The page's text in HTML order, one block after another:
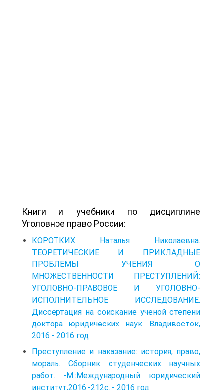
Книги и учебники по дисциплине
Уголовное право России:
КОРОТКИХ Наталья Николаевна.
ТЕОРЕТИЧЕСКИЕ И ПРИКЛАДНЫЕ
ПРОБЛЕМЫ УЧЕНИЯ О
МНОЖЕСТВЕННОСТИ ПРЕСТУПЛЕНИЙ:
УГОЛОВНО-ПРАВОВОЕ И УГОЛОВНО-
ИСПОЛНИТЕЛЬНОЕ ИССЛЕДОВАНИЕ.
Диссертация на соискание ученой степени
доктора юридических наук. Владивосток,
2016 - 2016 год
Преступление и наказание: история, право,
мораль. Сборник студенческих научных
работ. -М.:Международный юридический
институт,2016.-212c. - 2016 год